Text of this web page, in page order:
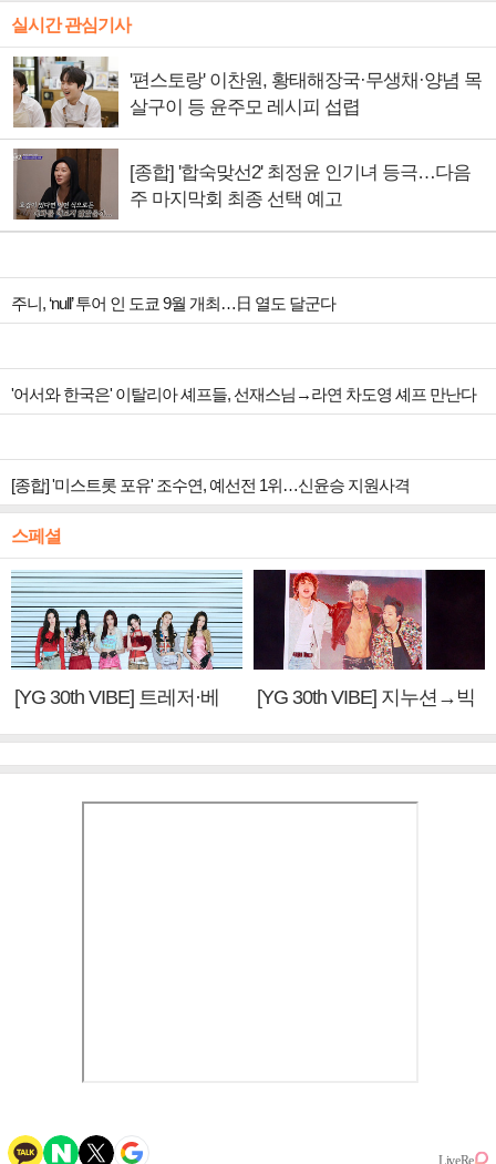
실시간 관심기사
'편스토랑' 이찬원, 황태해장국·무생채·양념 목
살구이 등 윤주모 레시피 섭렵
[종합] '합숙맞선2' 최정윤 인기녀 등극…다음
주 마지막회 최종 선택 예고
주니, ‘null’ 투어 인 도쿄 9월 개최…日 열도 달군다
'어서와 한국은' 이탈리아 셰프들, 선재스님→라연 차도영 셰프 만난다
[종합] '미스트롯 포유' 조수연, 예선전 1위…신윤승 지원사격
스페셜
[YG 30th VIBE] 트레저·베
[YG 30th VIBE] 지누션→빅